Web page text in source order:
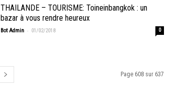
THAILANDE – TOURISME: Toineinbangkok : un
bazar à vous rendre heureux
Bot Admin - 01/02/2018 0
Page 608 sur 637